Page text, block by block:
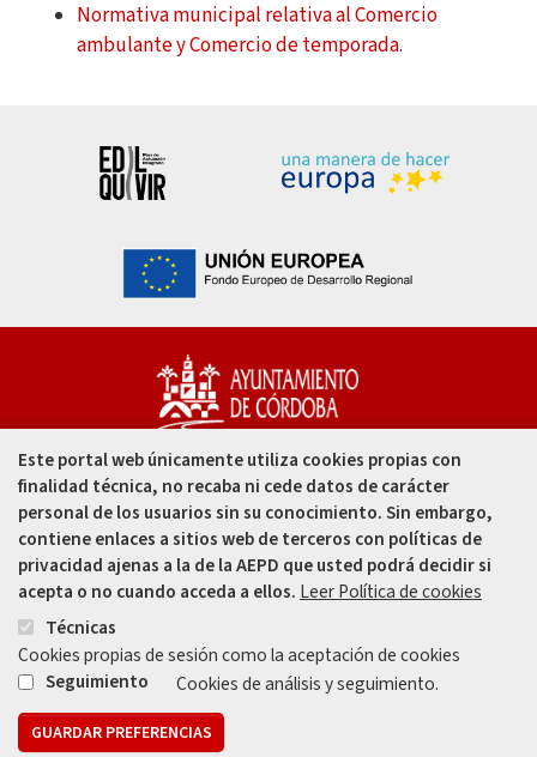
Normativa municipal relativa al Comercio
ambulante y Comercio de temporada.
Capitulares, 1. 14002
Córdoba - España
957 49 99 00
957 47 80 50
EnlaceEnlace
Mapa web Aviso legal
Este portal web únicamente utiliza cookies propias con
finalidad técnica, no recaba ni cede datos de carácter
personal de los usuarios sin su conocimiento. Sin embargo,
contiene enlaces a sitios web de terceros con políticas de
privacidad ajenas a la de la AEPD que usted podrá decidir si
acepta o no cuando acceda a ellos. Leer Política de cookies
Técnicas
Cookies propias de sesión como la aceptación de cookies
Seguimiento
Cookies de análisis y seguimiento.
GUARDAR PREFERENCIAS